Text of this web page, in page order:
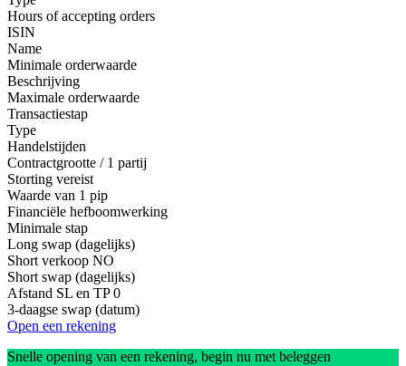
Hours of accepting orders
ISIN
Name
Minimale orderwaarde
Beschrijving
Maximale orderwaarde
Transactiestap
Type
Handelstijden
Contractgrootte / 1 partij
Storting vereist
Waarde van 1 pip
Financiële hefboomwerking
Minimale stap
Long swap (dagelijks)
Short verkoop NO
Short swap (dagelijks)
Afstand SL en TP 0
3-daagse swap (datum)
Open een rekening
Snelle opening van een rekening, begin nu met beleggen